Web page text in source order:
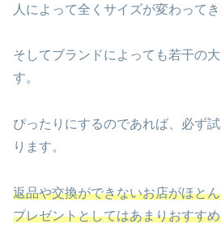
人によって全くサイズが変わってき
そしてブランドによっても若干の
す。
ぴったりにするのであれば、必ず
ります。
返品や交換ができないお店がほと
プレゼントとしてはあまりおすす